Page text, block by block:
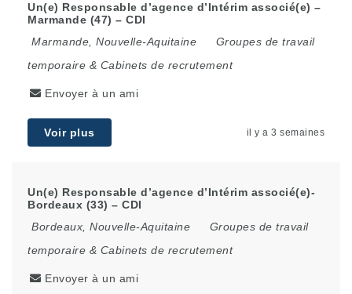
Un(e) Responsable d’agence d’Intérim associé(e) –
Marmande (47) – CDI
Marmande, Nouvelle-Aquitaine
Groupes de travail
temporaire & Cabinets de recrutement
Envoyer à un ami
Voir plus il y a 3 semaines
Un(e) Responsable d’agence d’Intérim associé(e)-
Bordeaux (33) – CDI
Bordeaux, Nouvelle-Aquitaine
Groupes de travail
temporaire & Cabinets de recrutement
Envoyer à un ami